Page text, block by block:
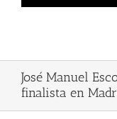
José Manuel
finalista en